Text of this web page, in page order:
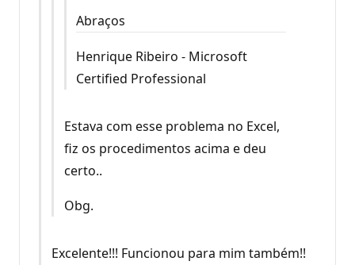
Abraços
Henrique Ribeiro - Microsoft
Certified Professional
Estava com esse problema no Excel,
fiz os procedimentos acima e deu
certo..
Obg.
Excelente!!! Funcionou para mim também!!